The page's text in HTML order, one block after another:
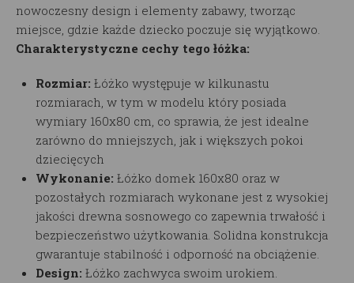
nowoczesny design i elementy zabawy, tworząc
miejsce, gdzie każde dziecko poczuje się wyjątkowo.
Charakterystyczne cechy tego łóżka:
Rozmiar: Łóżko występuje w kilkunastu
rozmiarach, w tym w modelu który posiada
wymiary 160x80 cm, co sprawia, że jest idealne
zarówno do mniejszych, jak i większych pokoi
dziecięcych
Wykonanie: Łóżko domek 160x80 oraz w
pozostałych rozmiarach wykonane jest z wysokiej
jakości drewna sosnowego co zapewnia trwałość i
bezpieczeństwo użytkowania. Solidna konstrukcja
gwarantuje stabilność i odporność na obciążenie.
Design: Łóżko zachwyca swoim urokiem.